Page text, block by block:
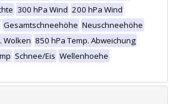
300 hPa Wind 200 hPa Wind
Gesamtschneehöhe Neuschneehöhe
Wolken 850 hPa Temp. Abweichung
Schnee/Eis Wellenhoehe